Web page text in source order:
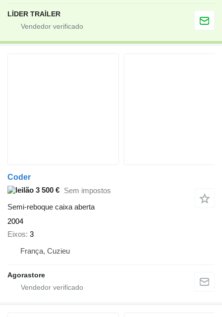
LİDER TRAİLER
Coder
3 500 € Sem impostos
Semi-reboque caixa aberta
2004
Eixos 3
França, Cuzieu
Agorastore